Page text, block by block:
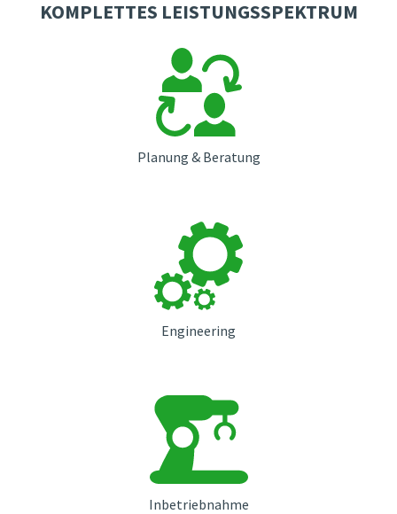
KOMPLETTES LEISTUNGSSPEKTRUM
Planung & Beratung
Engineering
Inbetriebnahme